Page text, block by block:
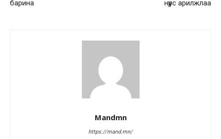
барина
нүүрс арилжлаа
Mandmn
https://mand.mn/